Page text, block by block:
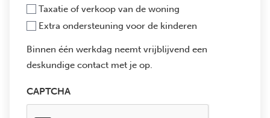
Taxatie of verkoop van de woning
Extra ondersteuning voor de kinderen
Binnen één werkdag neemt vrijblijvend een
deskundige contact met je op.
CAPTCHA